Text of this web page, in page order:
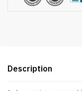
Description